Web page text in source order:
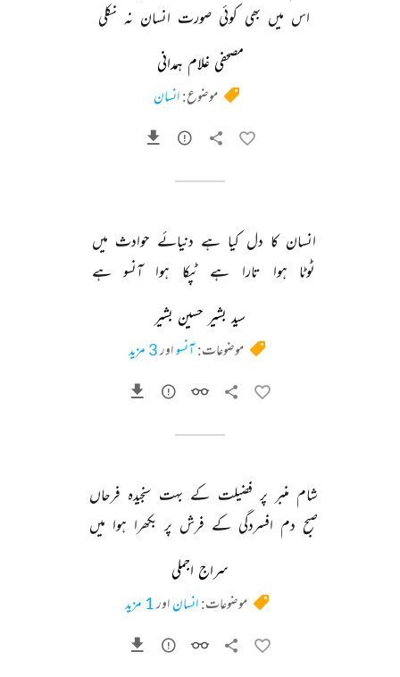
اس میں بھی کوئی صورت انسان نہ نکلی
مصحفی غلام ہمدانی
موضوع:انسان
انسان کا دل کیا ہے دنیائے حوادث میں
ٹوٹا
ہوا تارا ہے ٹپکا ہوا آنسو ہے
سید بشیر حسین بشیر
موضوعات:آنسواور3 مزید
شام منبر پر فضیلت کے بہت سنجیدہ فرحاں
صبح دم افسردگی کے فرش پر بکھرا ہوا میں
سراج اجملی
موضوعات:انسان اور1 مزید